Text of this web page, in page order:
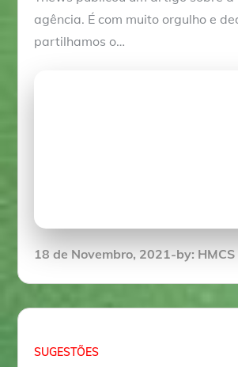
agência. É com muito orgulho e
partilhamos o…
Posted
18 de Novembro, 2021 by:
SUGESTÕES